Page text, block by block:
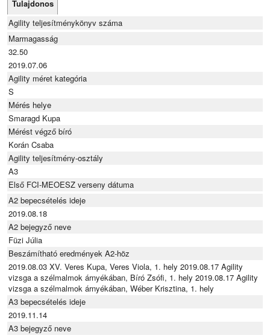
Tulajdonos
Agility teljesítménykönyv száma
Marmagasság
32.50
2019.07.06
Agility méret kategória
S
Mérés helye
Smaragd Kupa
Mérést végző bíró
Korán Csaba
Agility teljesítmény-osztály
A3
Első FCI-MEOESZ verseny dátuma
A2 bepecsételés ideje
2019.08.18
A2 bejegyző neve
Füzi Júlia
Beszámítható eredmények A2-höz
2019.08.03 XV. Veres Kupa, Veres Viola, 1. hely 2019.08.17 Agility
vizsga a szélmalmok árnyékában, Bíró Zsófi, 1. hely 2019.08.17 Agility
vizsga a szélmalmok árnyékában, Wéber Krisztina, 1. hely
A3 bepecsételés ideje
2019.11.14
A3 bejegyző neve